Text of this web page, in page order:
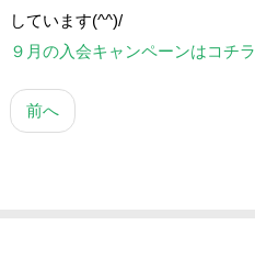
しています(^^)/
９月の入会キャンペーンはコチラ
前へ